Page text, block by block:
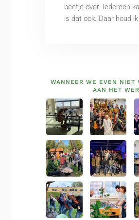
beetje over. Iedereen
is dat ook. Daar houd ik
WANNEER WE EVEN NIET
AAN HET